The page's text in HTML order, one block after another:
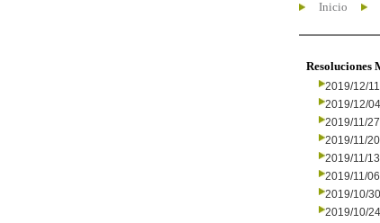
Inicio
Resoluciones
2019/12/11
2019/12/04
2019/11/27
2019/11/20
2019/11/13
2019/11/06
2019/10/30
2019/10/24